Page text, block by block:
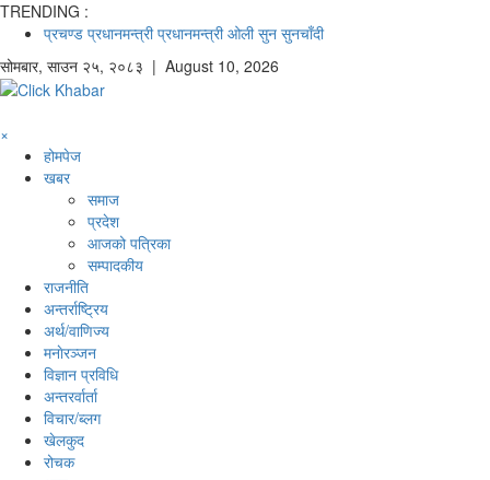
TRENDING :
प्रचण्ड प्रधानमन्त्री प्रधानमन्त्री ओली सुन सुनचाँदी
सोमबार, साउन २५, २०८३ | August 10, 2026
×
होमपेज
खबर
समाज
प्रदेश
आजको पत्रिका
सम्पादकीय
राजनीति
अन्तर्राष्ट्रिय
अर्थ/वाणिज्य
मनाेरञ्जन
विज्ञान प्रविधि
अन्तरर्वार्ता
विचार/ब्लग
खेलकुद
रोचक